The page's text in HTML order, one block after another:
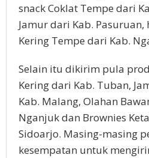
snack Coklat Tempe dari
Jamur dari Kab. Pasuruan,
Kering Tempe dari Kab.
Selain itu dikirim pula
Kering dari Kab. Tuban,
Kab. Malang, Olahan
Nganjuk dan Brownies
Sidoarjo. Masing-masing
kesempatan untuk